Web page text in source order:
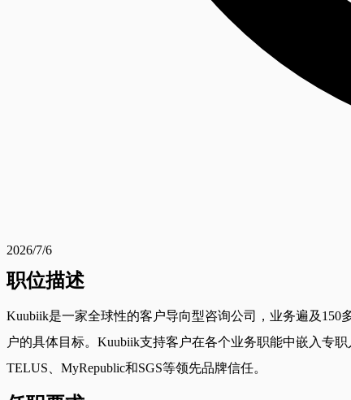
2026/7/6
职位描述
Kuubiik是一家全球性的客户导向型咨询公司，业务遍及
户的具体目标。Kuubiik支持客户在各个业务职能中嵌入专
TELUS、MyRepublic和SGS等领先品牌信任。